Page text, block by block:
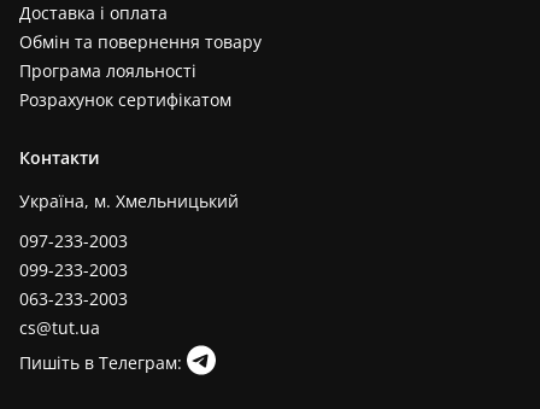
Доставка і оплата
Обмін та повернення товару
Програма лояльності
Розрахунок сертифікатом
Контакти
Україна, м. Хмельницький
097-233-2003
099-233-2003
063-233-2003
cs@tut.ua
Пишіть в Телеграм: